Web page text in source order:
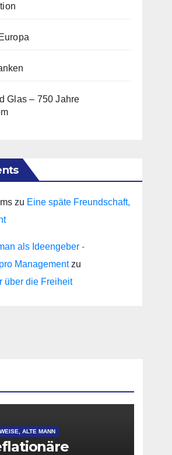
Glas – 750 Jahre
zu Eine späte Freundschaft,
als Ideengeber -
Managementzu
über die Freiheit
ALTE MANN